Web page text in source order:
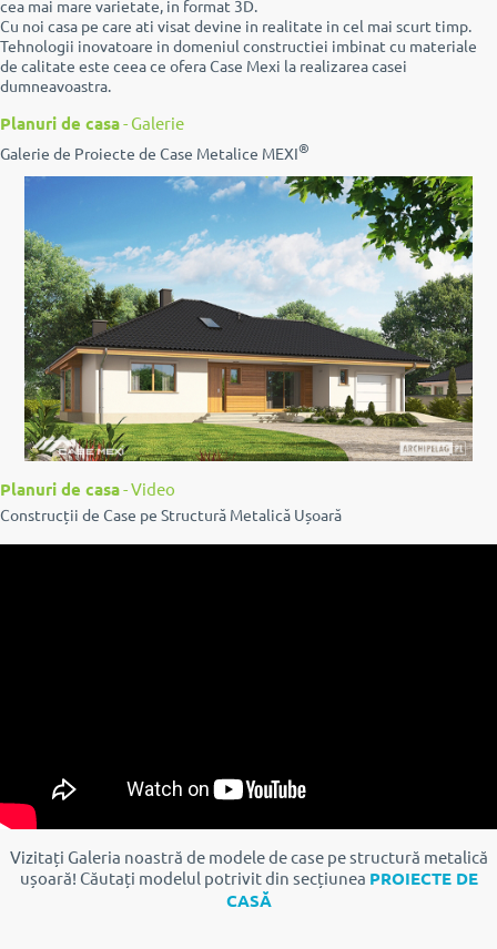
cea mai mare varietate, in format 3D.
Cu noi casa pe care ati visat devine in realitate in cel mai scurt timp.
Tehnologii inovatoare in domeniul constructiei imbinat cu materiale
de calitate este ceea ce ofera Case Mexi la realizarea casei
dumneavoastra.
Planuri de casa- Galerie
Galerie de Proiecte de Case Metalice MEXI®
Planuri de casa- Video
Construcții de Case pe Structură Metalică Ușoară
Vizitați Galeria noastră de modele de case pe structură metalică
ușoară! Căutați modelul potrivit din secțiunea PROIECTE DE
CASĂ